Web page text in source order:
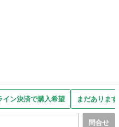
イン決済で購入希望 まだありま
問合せ